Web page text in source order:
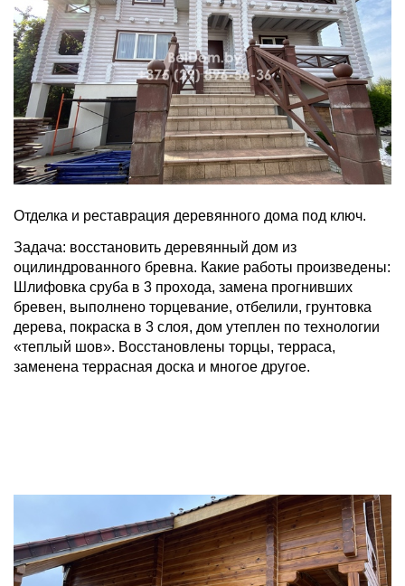
Отделка и реставрация деревянного дома под ключ.
Задача: восстановить деревянный дом из
оцилиндрованного бревна. Какие работы произведены:
Шлифовка сруба в 3 прохода, замена прогнивших
бревен, выполнено торцевание, отбелили, грунтовка
дерева, покраска в 3 слоя, дом утеплен по технологии
«теплый шов». Восстановлены торцы, терраса,
заменена террасная доска и многое другое.